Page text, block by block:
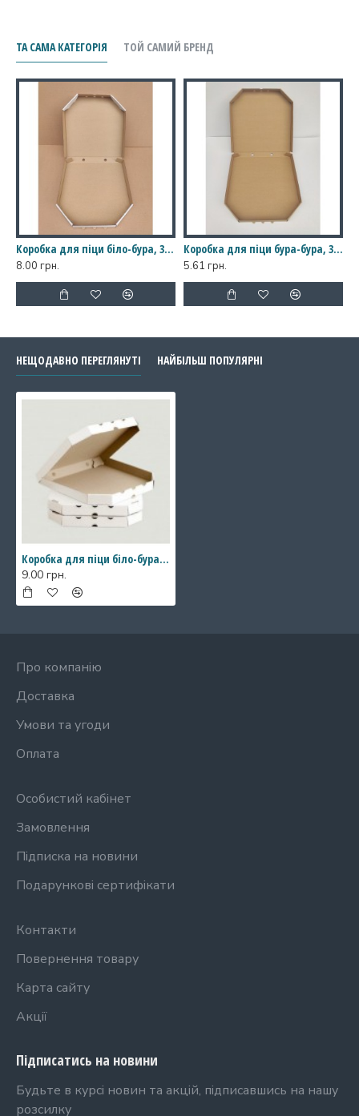
Розмір:
довжина - 32 см
ширина - 32 см
висота - 3,5 см
ТА САМА КАТЕГОРІЯ ТОЙ САМИЙ БРЕНД
Коробка для піци біло-бура, 300*300*35
8.00 грн.
Коробка для піци бура-бура, 300*300*35
5.61 грн.
НЕЩОДАВНО ПЕРЕГЛЯНУТІ НАЙБІЛЬШ ПОПУЛЯРНІ
Коробка для піци біло-бура, 320*320*35
9.00 грн.
Про компанію
Доставка
Умови та угоди
Оплата
Особистий кабінет
Замовлення
Підписка на новини
Подарункові сертифікати
Контакти
Повернення товару
Карта сайту
Акції
Підписатись на новини
Будьте в курсі новин та акцій, підписавшись на нашу
розсилку